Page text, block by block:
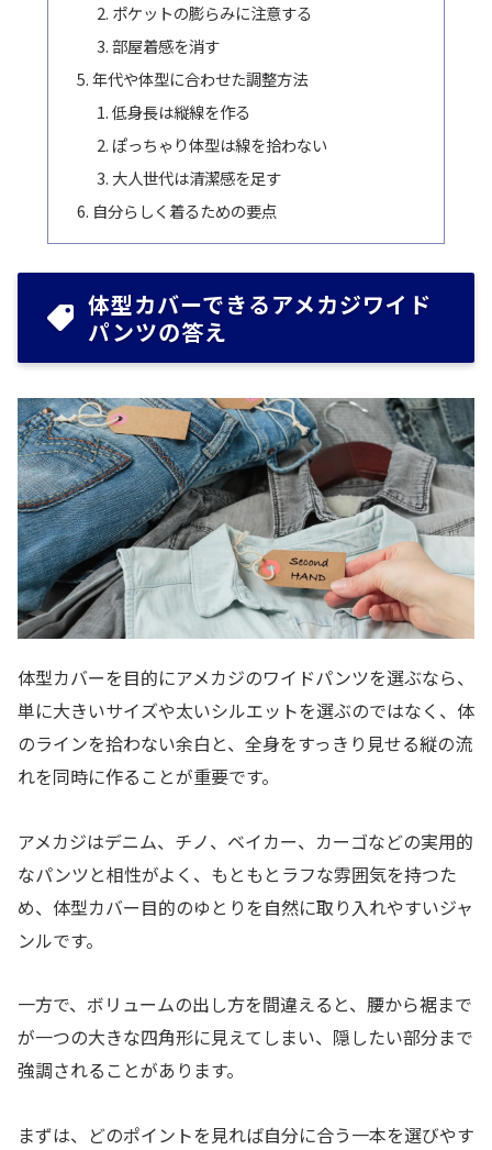
ポケットの膨らみに注意する
部屋着感を消す
年代や体型に合わせた調整方法
低身長は縦線を作る
ぽっちゃり体型は線を拾わない
大人世代は清潔感を足す
自分らしく着るための要点
体型カバーできるアメカジワイド
パンツの答え
体型カバーを目的にアメカジのワイドパンツを選ぶなら、
単に大きいサイズや太いシルエットを選ぶのではなく、体
のラインを拾わない余白と、全身をすっきり見せる縦の流
れを同時に作ることが重要です。
アメカジはデニム、チノ、ベイカー、カーゴなどの実用的
なパンツと相性がよく、もともとラフな雰囲気を持つた
め、体型カバー目的のゆとりを自然に取り入れやすいジャ
ンルです。
一方で、ボリュームの出し方を間違えると、腰から裾まで
が一つの大きな四角形に見えてしまい、隠したい部分まで
強調されることがあります。
まずは、どのポイントを見れば自分に合う一本を選びやす